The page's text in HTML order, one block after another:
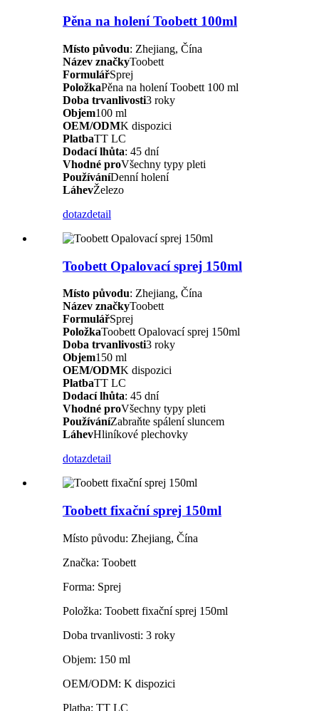
Pěna na holení Toobett 100ml
Místo původu: Zhejiang, Čína
Název značkyToobett
FormulářSprej
PoložkaPěna na holení Toobett 100 ml
Doba trvanlivosti3 roky
Objem100 ml
OEM/ODMK dispozici
PlatbaTT LC
Dodací lhůta: 45 dní
Vhodné proVšechny typy pleti
PoužíváníDenní holení
LáhevŽelezo
dotazdetail
Toobett Opalovací sprej 150ml
Místo původu: Zhejiang, Čína
Název značkyToobett
FormulářSprej
PoložkaToobett Opalovací sprej 150ml
Doba trvanlivosti3 roky
Objem150 ml
OEM/ODMK dispozici
PlatbaTT LC
Dodací lhůta: 45 dní
Vhodné proVšechny typy pleti
PoužíváníZabraňte spálení sluncem
LáhevHliníkové plechovky
dotazdetail
Toobett fixační sprej 150ml
Místo původu: Zhejiang, Čína
Značka: Toobett
Forma: Sprej
Položka: Toobett fixační sprej 150ml
Doba trvanlivosti: 3 roky
Objem: 150 ml
OEM/ODM: K dispozici
Platba: TT LC